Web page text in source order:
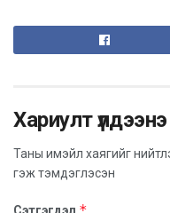
Улсын
төв эмнэлэгтэй
заслыг
дэмжлэг үзүүлж
Хариулт үлдээнэ үү
Таны имэйл хаягийг
гэж тэмдэглэсэн
Сэтгэгдэл